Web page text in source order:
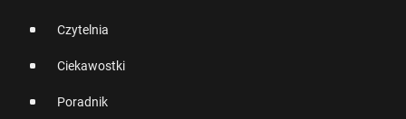
Czytelnia
Ciekawostki
Poradnik